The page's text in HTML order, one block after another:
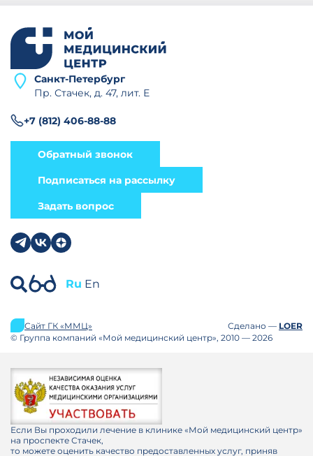
+7 (812) 406-88-88
Санкт-Петербург
Пр. Стачек, д. 47, лит. Е
Обратный звонок
Подписаться на рассылку
Задать вопрос
Ru En
Сайт ГК «ММЦ» Сделано — LOER
© Группа компаний «Мой медицинский центр», 2010 — 2026
Если Вы проходили лечение в клинике «Мой медицинский центр»
на проспекте Стачек,
то можете оценить качество предоставленных услуг, приняв